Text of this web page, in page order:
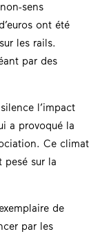
sens
ont été
les rails.
par des
l’impact
a provoqué la
Ce climat
pesé sur la
de
par les